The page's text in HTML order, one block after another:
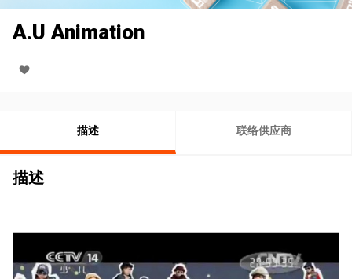
A.U Animation
描述 联络供应商
描述